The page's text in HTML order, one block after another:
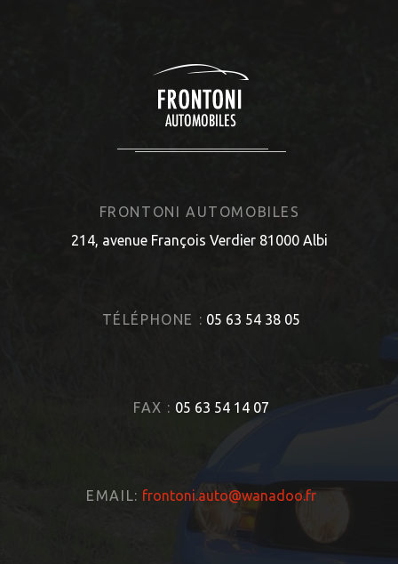
FRONTONI AUTOMOBILES
214, avenue François Verdier 81000 Albi
TÉLÉPHONE : 05 63 54 38 05
FAX : 05 63 54 14 07
EMAIL: frontoni.auto@wanadoo.fr